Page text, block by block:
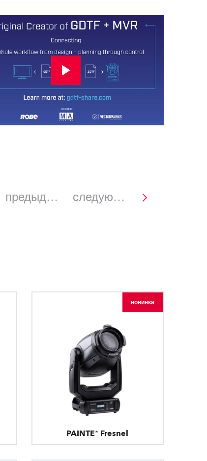
предыдущее следующее
PAINTE® Fresnel
новинка